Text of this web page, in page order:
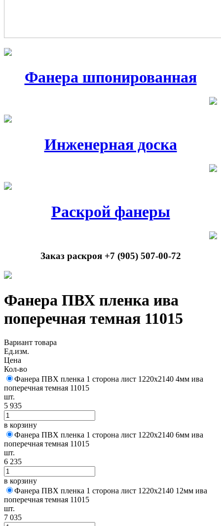
Фанера шпонированная
Инженерная доска
Раскрой фанеры
Заказ раскроя +7 (905) 507-00-72
Фанера ПВХ пленка ива
поперечная темная 11015
Вариант товара
Ед.изм.
Цена
Кол-во
Фанера ПВХ пленка 1 сторона лист 1220х2140 4мм ива
поперечная темная 11015
шт.
5 935
в корзину
Фанера ПВХ пленка 1 сторона лист 1220х2140 6мм ива
поперечная темная 11015
шт.
6 235
в корзину
Фанера ПВХ пленка 1 сторона лист 1220х2140 12мм ива
поперечная темная 11015
шт.
7 035